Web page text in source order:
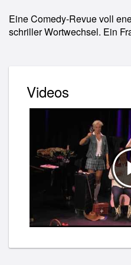
Eine Comedy-Revue voll
schriller Wortwechsel. Ein
Videos